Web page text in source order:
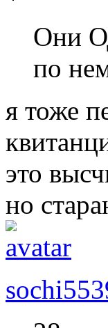
Они
по
я тоже
это
но